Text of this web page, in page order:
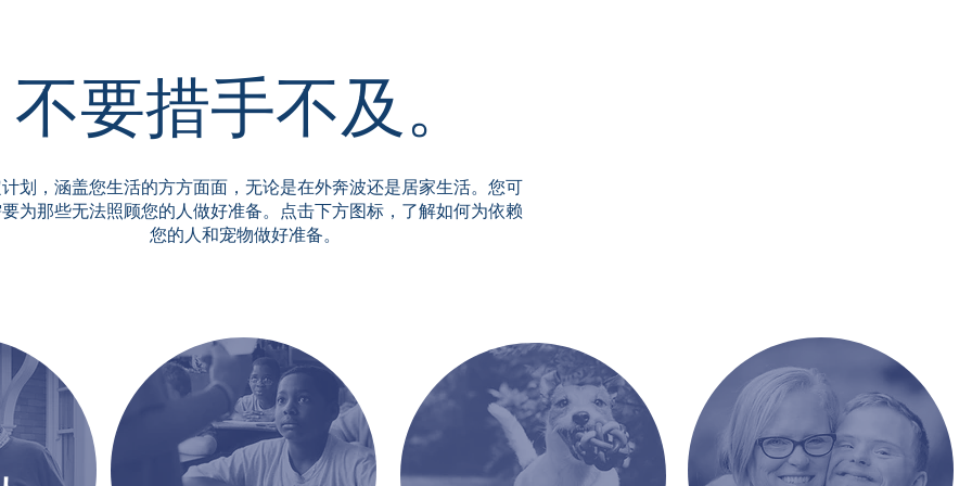
不要措手不及。
划，涵盖您生活的方方面面，无论是在外奔波还是居家生活。您可
为那些无法照顾您的人做好准备。点击下方图标，了解如何为依赖
您的人和宠物做好准备。